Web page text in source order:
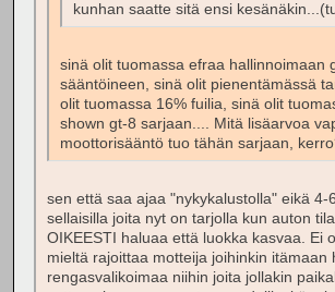
kunhan saatte sitä ensi
sinä olit tuomassa efraa hallinnoimaan
sääntöineen, sinä olit pienentämässä
olit tuomassa 16% fuilia, sinä olit
shown gt-8 sarjaan.... Mitä lisäarvoa
moottorisääntö tuo tähän sarjaan,
sen että saa ajaa "nykykalustolla" eikä 4-
sellaisilla joita nyt on tarjolla kun auton
OIKEESTI haluaa että luokka kasvaa. Ei
mieltä rajoittaa motteija joihinkin itämaan
rengasvalikoimaa niihin joita jollakin